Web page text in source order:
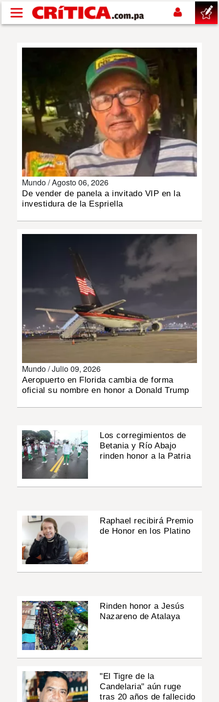
Pasar al contenido principal
NACIONAL
POLÍTICA
SHOW
DEPORTES
IMPRESO
Mundo /Agosto 06, 2026
De vender de panela a invitado VIP en la
investidura de la Espriella
Mundo /Julio 09, 2026
Aeropuerto en Florida cambia de forma
oficial su nombre en honor a Donald Trump
Los corregimientos de
Betania y Río Abajo
rinden honor a la Patria
Raphael recibirá Premio
de Honor en los Platino
Rinden honor a Jesús
Nazareno de Atalaya
"El Tigre de la
Candelaria" aún ruge
tras 20 años de fallecido